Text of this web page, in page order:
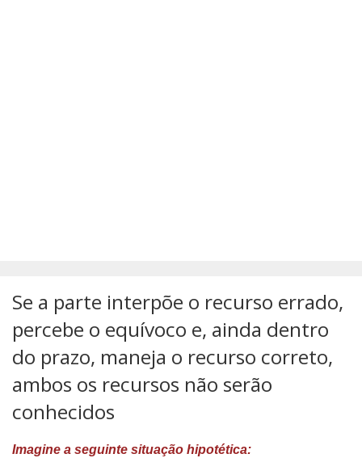
Se a parte interpõe o recurso errado,
percebe o equívoco e, ainda dentro
do prazo, maneja o recurso correto,
ambos os recursos não serão
conhecidos
Imagine a seguinte situação hipotética: